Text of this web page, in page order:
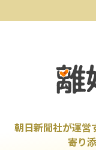
朝日新聞社が運営
寄り